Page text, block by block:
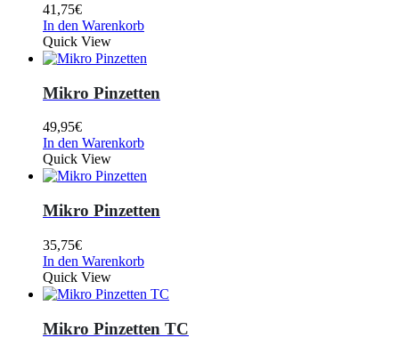
41,75€
In den Warenkorb
Quick View
Mikro Pinzetten
49,95€
In den Warenkorb
Quick View
Mikro Pinzetten
35,75€
In den Warenkorb
Quick View
Mikro Pinzetten TC